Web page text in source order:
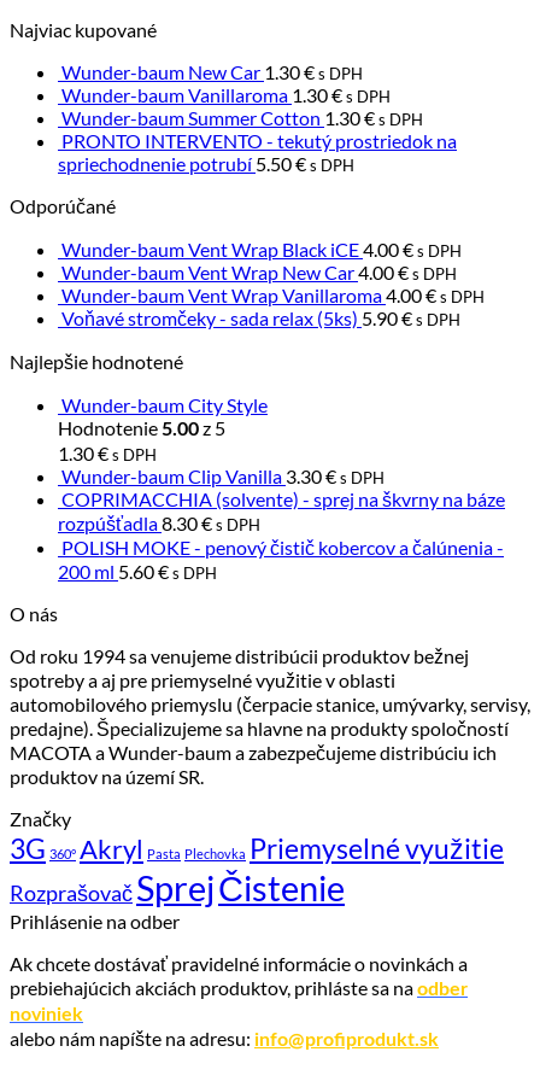
Najviac kupované
Wunder-baum New Car 1.30€s DPH
Wunder-baum Vanillaroma 1.30€s DPH
Wunder-baum Summer Cotton 1.30€s DPH
PRONTO INTERVENTO - tekutý prostriedok na
spriechodnenie potrubí 5.50€s DPH
Odporúčané
Wunder-baum Vent Wrap Black iCE4.00€s DPH
Wunder-baum Vent Wrap New Car4.00€s DPH
Wunder-baum Vent Wrap Vanillaroma4.00€s DPH
Voňavé stromčeky - sada relax (5ks) 5.90€s DPH
Najlepšie hodnotené
Wunder-baum City Style
Hodnotenie 5.00z 5
1.30€s DPH
Wunder-baum Clip Vanilla 3.30€s DPH
COPRIMACCHIA (solvente) - sprej na škvrny na báze
rozpúšťadla8.30€s DPH
POLISH MOKE - penový čistič kobercov a čalúnenia -
200 ml 5.60€s DPH
O nás
Od roku 1994 sa venujeme distribúcii produktov bežnej
spotreby a aj pre priemyselné využitie v oblasti
automobilového priemyslu (čerpacie stanice, umývarky, servisy,
predajne). Špecializujeme sa hlavne na produkty spoločností
MACOTA a Wunder-baum a zabezpečujeme distribúciu ich
produktov na území SR.
Značky
3G 360° Akryl Pasta Plechovka Priemyselné využitie
RozprašovačSprejČistenie
Prihlásenie na odber
Ak chcete dostávať pravidelné informácie o novinkách a
prebiehajúcich akciách produktov, prihláste sa naodber
noviniek
alebo nám napíšte na adresu: info@profiprodukt.sk